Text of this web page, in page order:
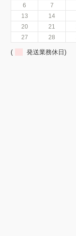
6
7
13
14
20
21
27
28
( 発送業務休日)